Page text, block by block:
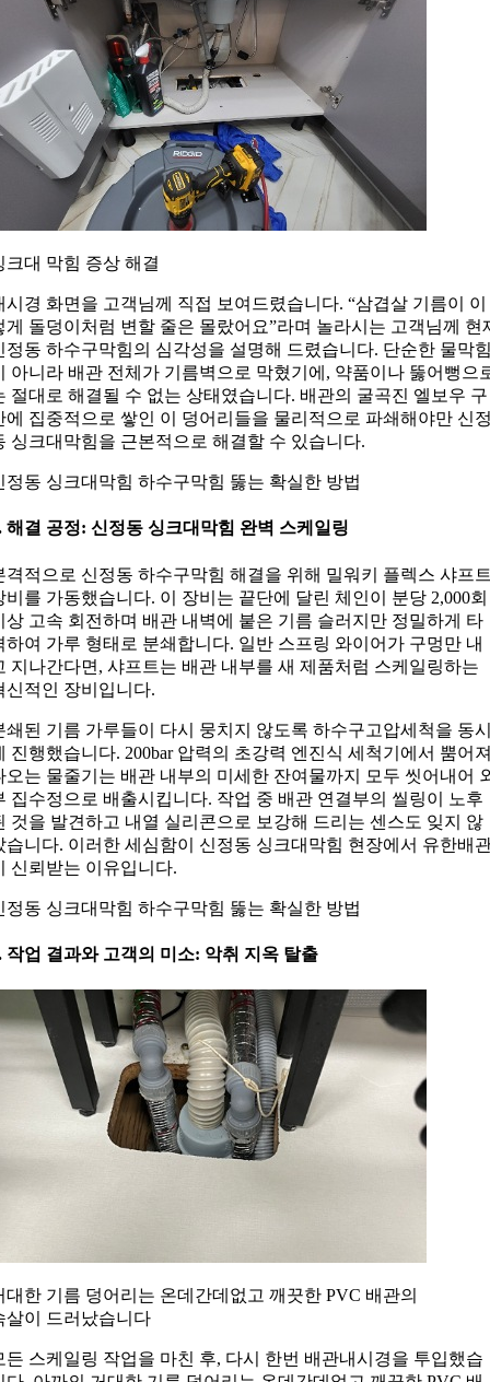
크대 막힘 증상 해결
시경 화면을 고객님께 직접 보여드렸습니다. “삼겹살 기름이 이
게 돌덩이처럼 변할 줄은 몰랐어요”라며 놀라시는 고객님께 현
정동 하수구막힘의 심각성을 설명해 드렸습니다. 단순한 물막
아니라 배관 전체가 기름벽으로 막혔기에, 약품이나 뚫어뻥으
절대로 해결될 수 없는 상태였습니다. 배관의 굴곡진 엘보우 구
에 집중적으로 쌓인 이 덩어리들을 물리적으로 파쇄해야만 신
싱크대막힘을 근본적으로 해결할 수 있습니다.
정동 싱크대막힘 하수구막힘 뚫는 확실한 방법
해결 공정: 신정동 싱크대막힘 완벽 스케일링
격적으로 신정동 하수구막힘 해결을 위해 밀워키 플렉스 샤프
비를 가동했습니다. 이 장비는 끝단에 달린 체인이 분당 2,000회
상 고속 회전하며 배관 내벽에 붙은 기름 슬러지만 정밀하게 타
하여 가루 형태로 분쇄합니다. 일반 스프링 와이어가 구멍만 내
지나간다면, 샤프트는 배관 내부를 새 제품처럼 스케일링하는
신적인 장비입니다.
쇄된 기름 가루들이 다시 뭉치지 않도록 하수구고압세척을 동
진행했습니다. 200bar 압력의 초강력 엔진식 세척기에서 뿜어
오는 물줄기는 배관 내부의 미세한 잔여물까지 모두 씻어내어
집수정으로 배출시킵니다. 작업 중 배관 연결부의 씰링이 노후
것을 발견하고 내열 실리콘으로 보강해 드리는 센스도 잊지 않
습니다. 이러한 세심함이 신정동 싱크대막힘 현장에서 유한배
신뢰받는 이유입니다.
정동 싱크대막힘 하수구막힘 뚫는 확실한 방법
작업 결과와 고객의 미소: 악취 지옥 탈출
대한 기름 덩어리는 온데간데없고 깨끗한 PVC 배관의
살이 드러났습니다
든 스케일링 작업을 마친 후, 다시 한번 배관내시경을 투입했습